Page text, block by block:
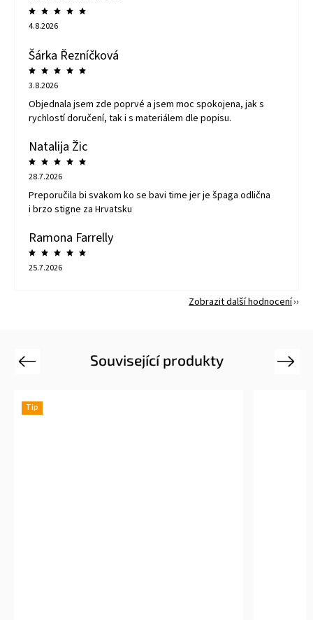
4.8.2026
Šárka Řezníčková
3.8.2026
Objednala jsem zde poprvé a jsem moc spokojena, jak s
rychlostí doručení, tak i s materiálem dle popisu.
Natalija Žic
28.7.2026
Preporučila bi svakom ko se bavi time jer je špaga odlična
i brzo stigne za Hrvatsku
Ramona Farrelly
25.7.2026
Zobrazit další hodnocení
Související produkty
Previous Next